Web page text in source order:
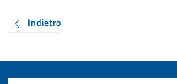
Indietro